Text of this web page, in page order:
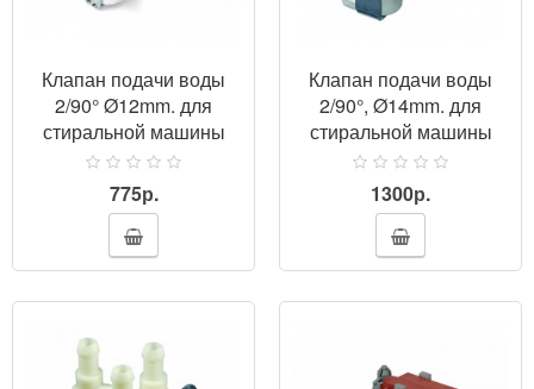
Клапан подачи воды
2/90° Ø12mm. для
стиральной машины
(универсальный)
775р.
Клапан подачи воды
2/90°, Ø14mm. для
стиральной машины
1300р.